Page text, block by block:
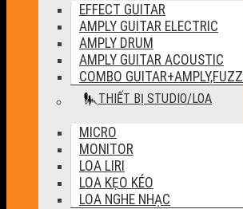
EFFECT GUITAR
AMPLY GUITAR ELECTRIC
AMPLY DRUM
AMPLY GUITAR ACOUSTIC
COMBO GUITAR+AMPLY,FUZZ
THIẾT BỊ STUDIO/LOA
MICRO
MONITOR
LOA LIRI
LOA KẸO KÉO
LOA NGHE NHẠC